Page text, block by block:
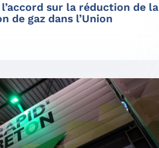
sur la réduction de la
de gaz dans l’Union